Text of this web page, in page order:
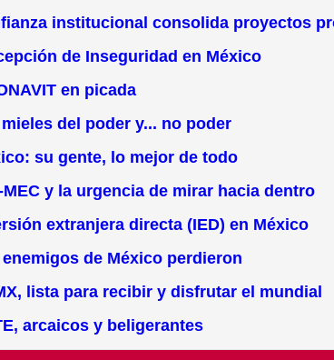
institucional consolida proyectos
de Inseguridad en México
en picada
del poder y... no poder
su gente, lo mejor de todo
y la urgencia de mirar hacia dentro
extranjera directa (IED) en México
de México perdieron
lista para recibir y disfrutar el mundial
arcaicos y beligerantes